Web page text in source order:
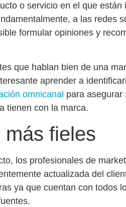
o servicio en el que
a las redes
formular opiniones y
que hablan bien de una
aprender a
omnicanal para asegurar
tienen con la marca.
más fieles
los profesionales de
actualizada del
ya que cuentan con todos